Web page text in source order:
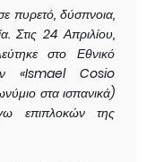
πυρετό, δύσπνοια,
Στις 24 Απριλίου,
στο Εθνικό
«Ismael Cosio
στα ισπανικά)
επιπλοκών της